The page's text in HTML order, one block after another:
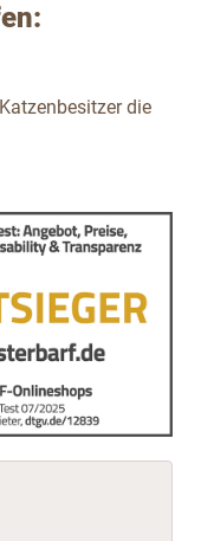
die